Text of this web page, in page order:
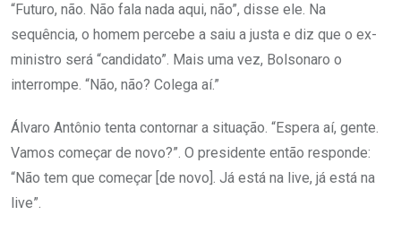
“Futuro, não. Não fala nada aqui, não”, disse ele. Na
sequência, o homem percebe a saiu a justa e diz que o ex-
ministro será “candidato”. Mais uma vez, Bolsonaro o
interrompe. “Não, não? Colega aí.”
Álvaro Antônio tenta contornar a situação. “Espera aí, gente.
Vamos começar de novo?”. O presidente então responde:
“Não tem que começar [de novo]. Já está na live, já está na
live”.